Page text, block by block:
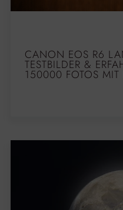
CANON EOS R6
TESTBILDER &
150000 FOTOS MIT